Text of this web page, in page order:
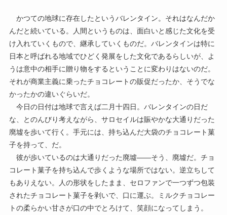
かつての地球に存在したというバレンタイン。それはなんだか
んだと続いている。人間というものは、面白いと感じた文化を受
け入れていくもので、継承していくものだ。バレンタインは特に
日本と呼ばれる地域でひどく発展をした文化であるらしいが、よ
うは意中の相手に贈り物をするということに変わりはないのだ。
それが商業主義に乗ったチョコレートの販促だったか、そうでな
かったかの違いぐらいだ。
今日の日付は地球で言えば二月十四日。バレンタインの日だ
な、とのんびり考えながら、サロセイルは賑やかな大通りだった
廃墟を歩いて行く。手元には、持ち込んだ大袋のチョコレート菓
子を持って、だ。
彼が歩いているのは大通りだった廃墟――そう、廃墟だ。チョ
コレート菓子を持ち込んで歩くような場所ではない。逆立ちして
もありえない。人の形状をしたまま、セロファンで一つずつ包装
されたチョコレート菓子を剥いで、口に運ぶ。ミルクチョコレー
トの柔らかい甘さが口の中でとろけて、笑顔になってしまう。